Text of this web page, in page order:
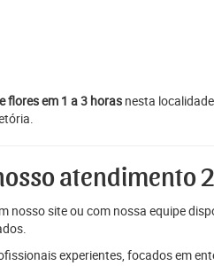
flores em 1 a 3 horas nesta
atendimento
nosso site ou com nossa equipe
experientes, focados em